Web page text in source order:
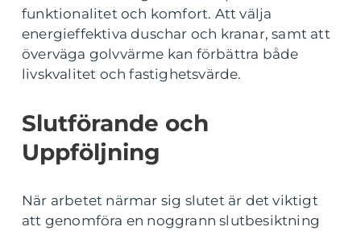
funktionalitet och komfort. Att välja
energieffektiva duschar och kranar, samt att
överväga golvvärme kan förbättra både
livskvalitet och fastighetsvärde.
Slutförande och
Uppföljning
När arbetet närmar sig slutet är det viktigt
att genomföra en noggrann slutbesiktning